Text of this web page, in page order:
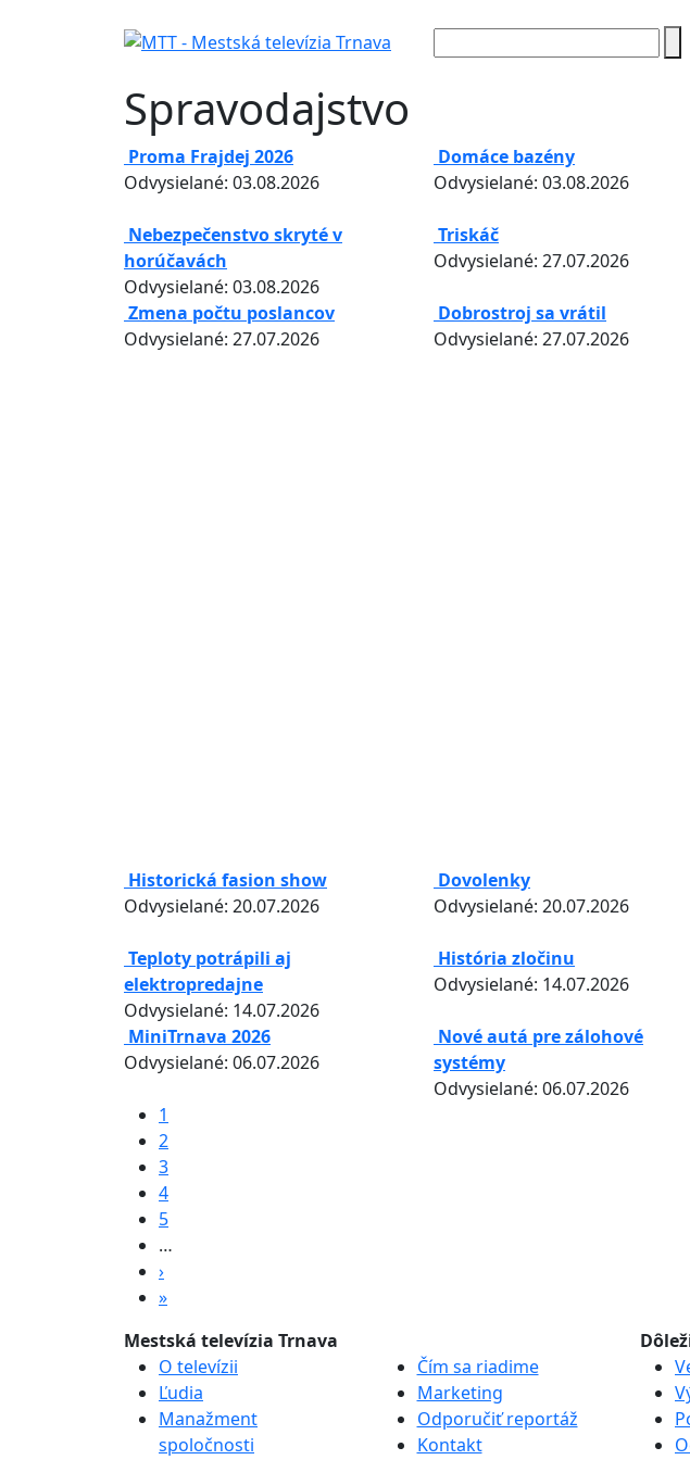
Spravodajstvo
Proma Frajdej 2026
Odvysielané: 03.08.2026
Domáce bazény
Odvysielané: 03.08.2026
Nebezpečenstvo skryté v
horúčavách
Odvysielané: 03.08.2026
Triskáč
Odvysielané: 27.07.2026
Zmena počtu poslancov
Odvysielané: 27.07.2026
Dobrostroj sa vrátil
Odvysielané: 27.07.2026
Historická fasion show
Odvysielané: 20.07.2026
Dovolenky
Odvysielané: 20.07.2026
Teploty potrápili aj
elektropredajne
Odvysielané: 14.07.2026
História zločinu
Odvysielané: 14.07.2026
MiniTrnava 2026
Odvysielané: 06.07.2026
Nové autá pre zálohové
systémy
Odvysielané: 06.07.2026
Pagination
Aktuálna stránka
1
Page
2
Page
3
Page
4
Page
5
…
Ďalšia strana
›
Posledná strana
»
Mestská televízia Trnava
O televízii
Ľudia
Manažment
spoločnosti
Čím sa riadime
Marketing
Odporučiť reportáž
Kontakt